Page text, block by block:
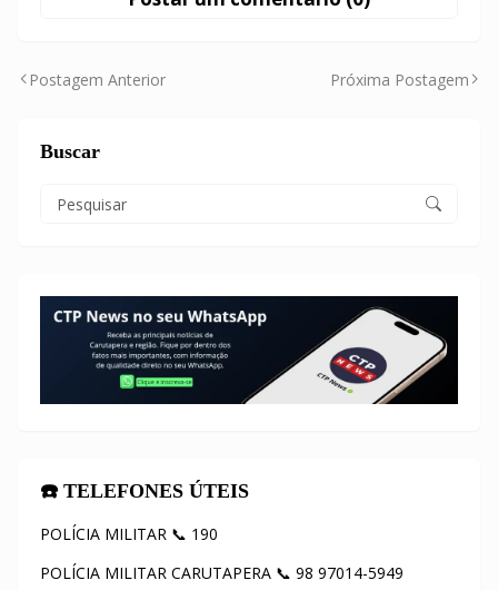
Postagem Anterior Próxima Postagem
Buscar
☎️ TELEFONES ÚTEIS
POLÍCIA MILITAR 📞 190
POLÍCIA MILITAR CARUTAPERA 📞 98 97014-5949